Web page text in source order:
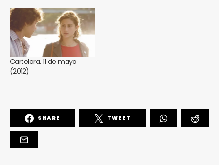
Cartelera. 11 de mayo
(2012)
SHARE TWEET